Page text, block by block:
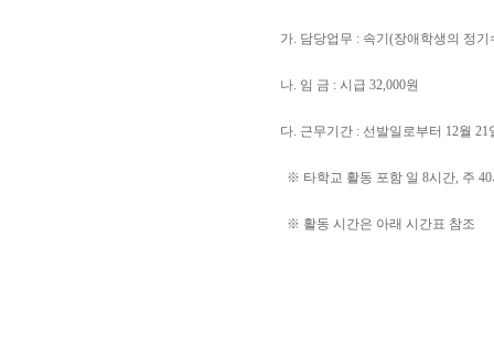
가. 담당업무 : 속기(장애학생의 정
나. 임 금 : 시급 32,000원
다. 근무기간 : 선발일로부터 12월 21
※ 타학교 활동 포함 일 8시간, 주
※ 활동 시간은 아래 시간표 참조